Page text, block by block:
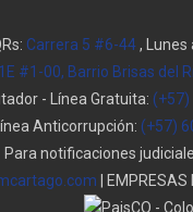
Carrera 5 #6-44, Lunes
#1-00, Barrio Brisas del
- Línea Gratuita: (+57)
Línea Anticorrupción: (+57)
Para notificaciones
|